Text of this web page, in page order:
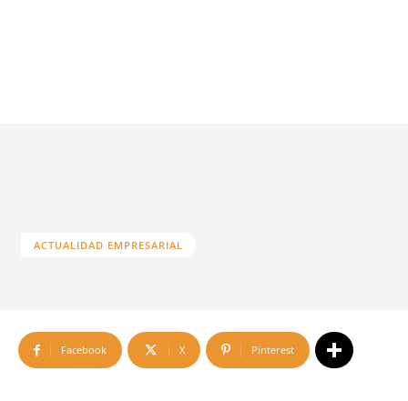
ACTUALIDAD EMPRESARIAL
Facebook X Pinterest